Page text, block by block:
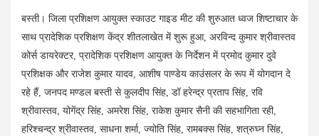
बस्ती। जिला प्रशिक्षण आयुक्त स्काउट गाइड मीट की शुरुआत ध्वज शिष्टाचार के
साथ प्रादेशिक प्रशिक्षण केंद्र शीतलाखेत में शुरू हुआ, अरविन्द कुमार श्रीवास्तव
कोर्स डायरेक्टर, प्रादेशिक प्रशिक्षण आयुक्त के निर्देशन में प्रमोद कुमार दुवे
प्रशिक्षक और राजेश कुमार यादव, आशीष पाण्डेय काउंसलर के रूप में योगदान दे
रहे हैं, जनपद मण्डल बस्ती से कुलदीप सिंह, डॉ हरेन्द्र प्रताप सिंह, रवि
श्रीवास्तव, योगेंद्र सिंह, अमरेश सिंह, राकेश कुमार सैनी की सहभागिता रही,
हरिश्चन्द्र श्रीवास्तव, साधना शर्मा, ज्योति सिंह, रामबक्स सिंह, शत्रुघ्न सिंह,